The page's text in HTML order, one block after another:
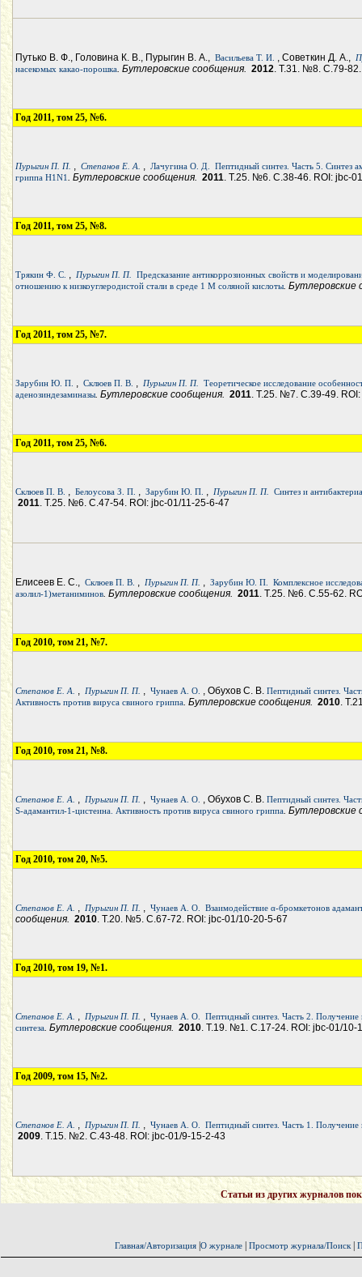
Путько В. Ф., Головина К. В., Пурыгин В. А., Васильева Т. И. , Советкин Д. А.,
насекомых какао-порошка. Бутлеровские сообщения. 2012. Т.31. №8. С.79-
Год 2011, том 25, №6.
Пурыгин П. П. , Степанов Е. А. , Лачугина О. Д.
Пептидный синтез. Часть 5. Синтез
гриппа H1N1. Бутлеровские сообщения. 2011. Т.25. №6. С.38-46. ROI: jbc-
Год 2011, том 25, №8.
Трякин Ф. С. , Пурыгин П. П.
Предсказание антикоррозионных свойств и
отношению к низкоуглеродистой стали в среде 1 М соляной кислоты.
Год 2011, том 25, №7.
Зарубин Ю. П. , Склюев П. В. , Пурыгин П. П.
Теоретическое исследование
аденозиндезаминазы. Бутлеровские сообщения. 2011. Т.25. №7. С.39-49.
Год 2011, том 25, №6.
Склюев П. В. , Белоусова З. П. , Зарубин Ю. П. , Пурыгин П. П. Синтез и
2011. Т.25. №6. С.47-54. ROI: jbc-01/11-25-6-47
Елисеев Е. С., Склюев П. В. , Пурыгин П. П. , Зарубин Ю. П.
Комплексное
азолил-1)метаниминов. Бутлеровские сообщения. 2011. Т.25. №6. С.55-62.
Год 2010, том 21, №7.
Степанов Е. А. , Пурыгин П. П. , Чунаев А. О. , Обухов С. В. Пептидный синтез.
Активность против вируса свиного гриппа. Бутлеровские сообщения. 2010.
Год 2010, том 21, №8.
Степанов Е. А. , Пурыгин П. П. , Чунаев А. О. , Обухов С. В. Пептидный синтез.
S-адамантил-1-цистеина. Активность против вируса свиного гриппа.
Год 2010, том 20, №5.
Степанов Е. А. , Пурыгин П. П. , Чунаев А. О. Взаимодействие α-бромкетонов
сообщения. 2010. Т.20. №5. С.67-72. ROI: jbc-01/10-20-5-67
Год 2010, том 19, №1.
Степанов Е. А. , Пурыгин П. П. , Чунаев А. О.
Пептидный синтез. Часть 2.
синтеза. Бутлеровские сообщения. 2010. Т.19. №1. С.17-24. ROI: jbc-01/10-
Год 2009, том 15, №2.
Степанов Е. А. , Пурыгин П. П. , Чунаев А. О. Пептидный синтез. Часть 1.
2009. Т.15. №2. С.43-48. ROI: jbc-01/9-15-2-43
Статьи из других журналов
Главная/Авторизация| О журнале| Просмотр журнала/Поиск|